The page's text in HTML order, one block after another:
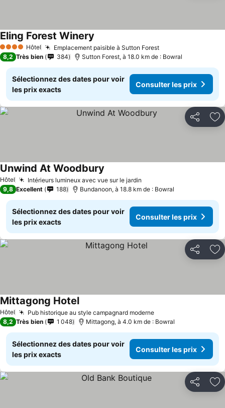
4 Étoiles Hôtel Emplacement paisible à Sutton Forest
Eling Forest Winery
8,2 Très bien 384 Sutton Forest, à 18.0 km de : Bowral
Sélectionnez des dates pour voir
les prix exacts
Consulter les prix
Partager
Hôtel Intérieurs lumineux avec vue sur le jardin
Unwind At Woodbury
9,8 Excellent 188 Bundanoon, à 18.8 km de : Bowral
Sélectionnez des dates pour voir
les prix exacts
Consulter les prix
Partager
Hôtel Pub historique au style campagnard moderne
Mittagong Hotel
8,2 Très bien 1 048 Mittagong, à 4.0 km de : Bowral
Sélectionnez des dates pour voir
les prix exacts
Consulter les prix
Partager